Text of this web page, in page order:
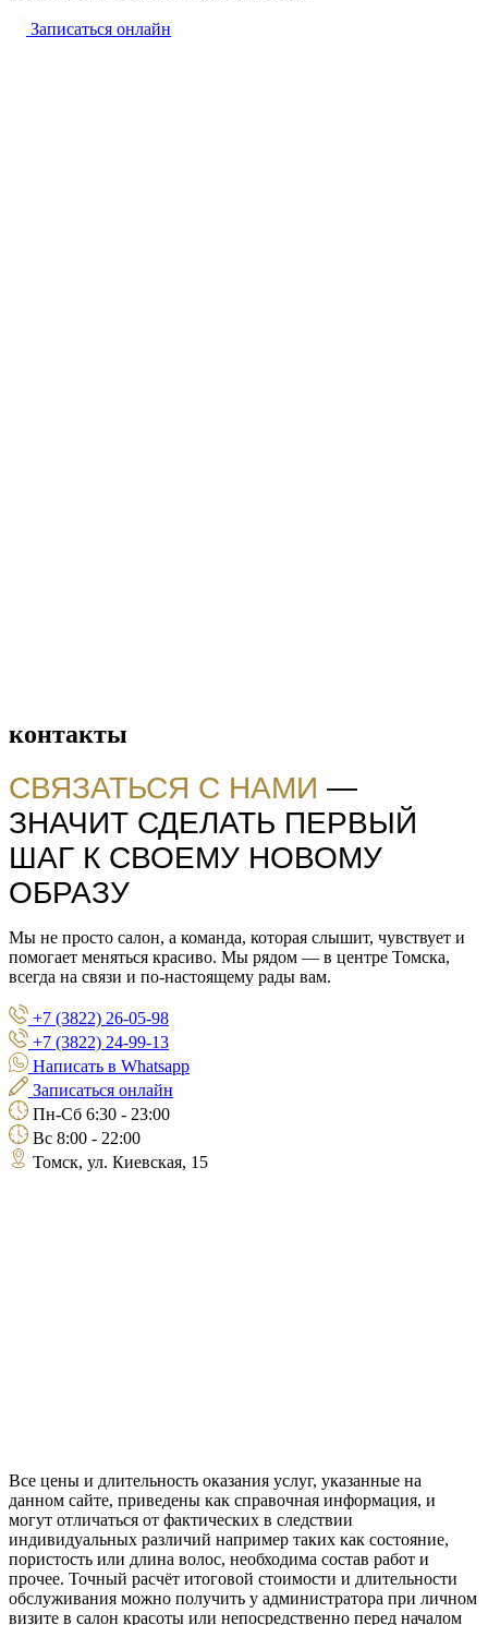
Записаться онлайн
контакты
СВЯЗАТЬСЯ С НАМИ —
ЗНАЧИТ СДЕЛАТЬ ПЕРВЫЙ
ШАГ К СВОЕМУ НОВОМУ
ОБРАЗУ
Мы не просто салон, а команда, которая слышит, чувствует и
помогает меняться красиво. Мы рядом — в центре Томска,
всегда на связи и по-настоящему рады вам.
+7 (3822) 26-05-98
+7 (3822) 24-99-13
Написать в Whatsapp
Записаться онлайн
Пн-Сб 6:30 - 23:00
Вс 8:00 - 22:00
Томск, ул. Киевская, 15
Все цены и длительность оказания услуг, указанные на
данном сайте, приведены как справочная информация, и
могут отличаться от фактических в следствии
индивидуальных различий например таких как состояние,
пористость или длина волос, необходима состав работ и
прочее. Точный расчёт итоговой стоимости и длительности
обслуживания можно получить у администратора при личном
визите в салон красоты или непосредственно перед началом